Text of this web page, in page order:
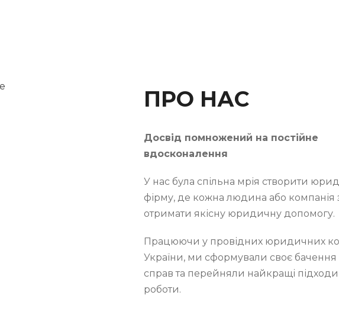
ПРО НАС
Досвід помножений на постійне
вдосконалення
У нас була спільна мрія створити
фірму, де кожна людина або компанія
отримати якісну юридичну допомогу.
Працюючи у провідних юридичних
України, ми сформували своє
справ та перейняли найкращі
роботи.